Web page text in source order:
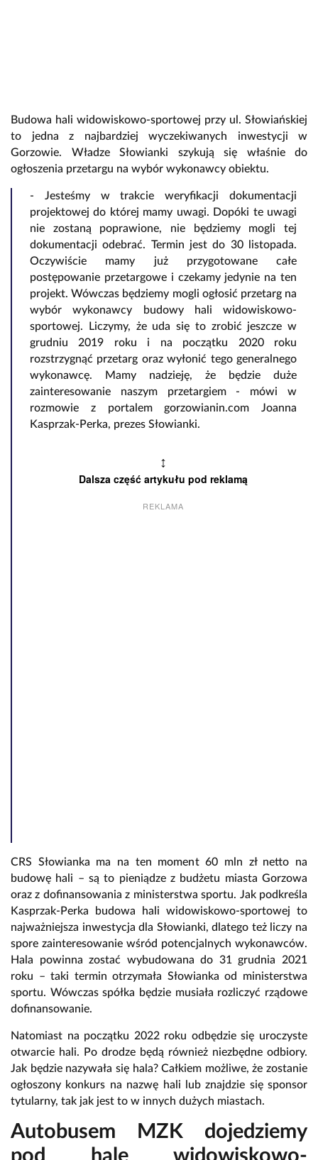
Budowa hali widowiskowo-sportowej przy ul. Słowiańskiej
to jedna z najbardziej wyczekiwanych inwestycji w
Gorzowie. Władze Słowianki szykują się właśnie do
ogłoszenia przetargu na wybór wykonawcy obiektu.
- Jesteśmy w trakcie weryfikacji dokumentacji
projektowej do której mamy uwagi. Dopóki te uwagi
nie zostaną poprawione, nie będziemy mogli tej
dokumentacji odebrać. Termin jest do 30 listopada.
Oczywiście mamy już przygotowane całe
postępowanie przetargowe i czekamy jedynie na ten
projekt. Wówczas będziemy mogli ogłosić przetarg na
wybór wykonawcy budowy hali widowiskowo-
sportowej. Liczymy, że uda się to zrobić jeszcze w
grudniu 2019 roku i na początku 2020 roku
rozstrzygnąć przetarg oraz wyłonić tego generalnego
wykonawcę. Mamy nadzieję, że będzie duże
zainteresowanie naszym przetargiem - mówi w
rozmowie z portalem gorzowianin.com Joanna
Kasprzak-Perka, prezes Słowianki.
↕
Dalsza część artykułu pod reklamą
REKLAMA
CRS Słowianka ma na ten moment 60 mln zł netto na
budowę hali – są to pieniądze z budżetu miasta Gorzowa
oraz z dofinansowania z ministerstwa sportu. Jak podkreśla
Kasprzak-Perka budowa hali widowiskowo-sportowej to
najważniejsza inwestycja dla Słowianki, dlatego też liczy na
spore zainteresowanie wśród potencjalnych wykonawców.
Hala powinna zostać wybudowana do 31 grudnia 2021
roku – taki termin otrzymała Słowianka od ministerstwa
sportu. Wówczas spółka będzie musiała rozliczyć rządowe
dofinansowanie.
Natomiast na początku 2022 roku odbędzie się uroczyste
otwarcie hali. Po drodze będą również niezbędne odbiory.
Jak będzie nazywała się hala? Całkiem możliwe, że zostanie
ogłoszony konkurs na nazwę hali lub znajdzie się sponsor
tytularny, tak jak jest to w innych dużych miastach.
Autobusem MZK dojedziemy